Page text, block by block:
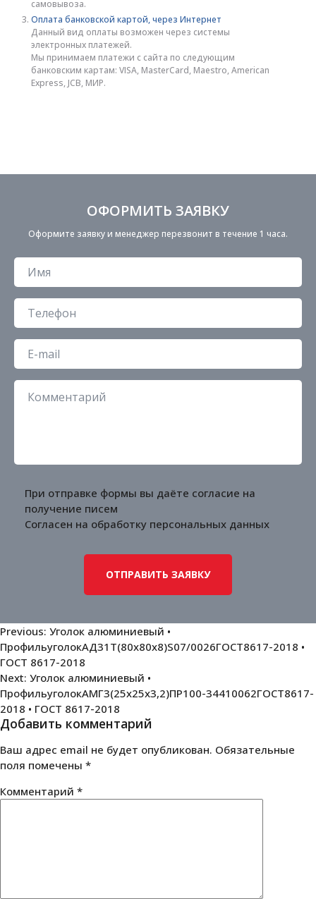
самовывоза.
Оплата банковской картой, через Интернет
Данный вид оплаты возможен через системы
электронных платежей.
Мы принимаем платежи с сайта по следующим
банковским картам: VISA, MasterCard, Maestro, American
Express, JCB, МИР.
ОФОРМИТЬ ЗАЯВКУ
Оформите заявку и менеджер перезвонит в течение 1 часа.
При отправке формы вы даёте согласие на
получение писем
Согласен на обработку персональных данных
Навигация
по
записям
Previous: Уголок алюминиевый •
ПрофильуголокАД31Т(80х80х8)S07/0026ГОСТ8617-2018 •
ГОСТ 8617-2018
Next: Уголок алюминиевый •
ПрофильуголокАМГ3(25х25х3,2)ПР100-34410062ГОСТ8617-
2018 • ГОСТ 8617-2018
Добавить комментарий
Ваш адрес email не будет опубликован. Обязательные
поля помечены *
Комментарий *